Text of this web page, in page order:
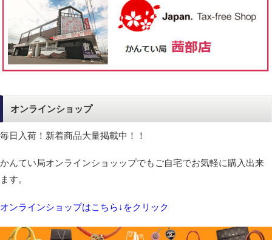
オンラインショップ
毎日入荷！新着商品大量掲載中！！
かんてい局オンラインショッップでもご自宅でお気軽に購入出来
ます。
オンラインショップはこちら↓をクリック